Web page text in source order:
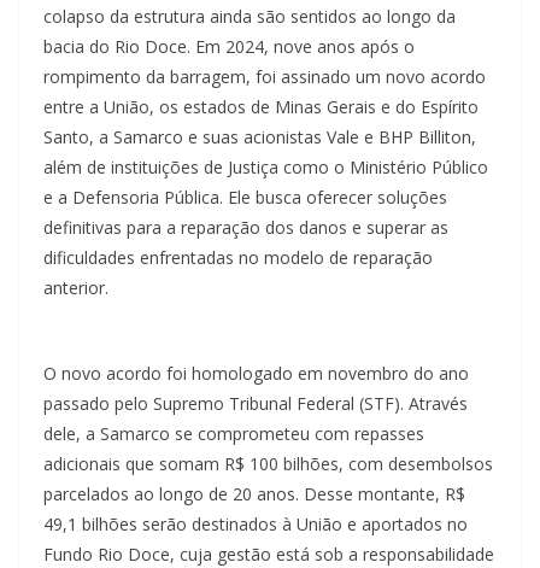
colapso da estrutura ainda são sentidos ao longo da
bacia do Rio Doce. Em 2024, nove anos após o
rompimento da barragem, foi assinado um novo acordo
entre a União, os estados de Minas Gerais e do Espírito
Santo, a Samarco e suas acionistas Vale e BHP Billiton,
além de instituições de Justiça como o Ministério Público
e a Defensoria Pública. Ele busca oferecer soluções
definitivas para a reparação dos danos e superar as
dificuldades enfrentadas no modelo de reparação
anterior.
O novo acordo foi homologado em novembro do ano
passado pelo Supremo Tribunal Federal (STF). Através
dele, a Samarco se comprometeu com repasses
adicionais que somam R$ 100 bilhões, com desembolsos
parcelados ao longo de 20 anos. Desse montante, R$
49,1 bilhões serão destinados à União e aportados no
Fundo Rio Doce, cuja gestão está sob a responsabilidade